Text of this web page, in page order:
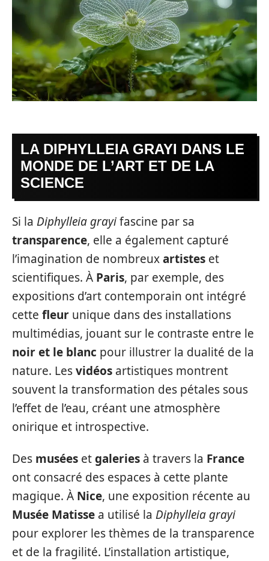
LA DIPHYLLEIA GRAYI DANS LE
MONDE DE L’ART ET DE LA
SCIENCE
Si la Diphylleia grayifascine par sa
transparence, elle a également capturé
l’imagination de nombreuxartistes et
scientifiques. À Paris, par exemple, des
expositions d’art contemporain ont intégré
cette fleur unique dans des installations
multimédias, jouant sur le contraste entre le
noir et le blanc pour illustrer la dualité de la
nature. Lesvidéos artistiques montrent
souvent la transformation des pétales sous
l’effet de l’eau, créant une atmosphère
onirique et introspective.
Des musées etgaleries à travers la France
ont consacré des espaces à cette plante
magique. À Nice, une exposition récente au
Musée Matisse a utilisé la Diphylleia grayi
pour explorer les thèmes de la transparence
et de la fragilité. L’installation artistique,